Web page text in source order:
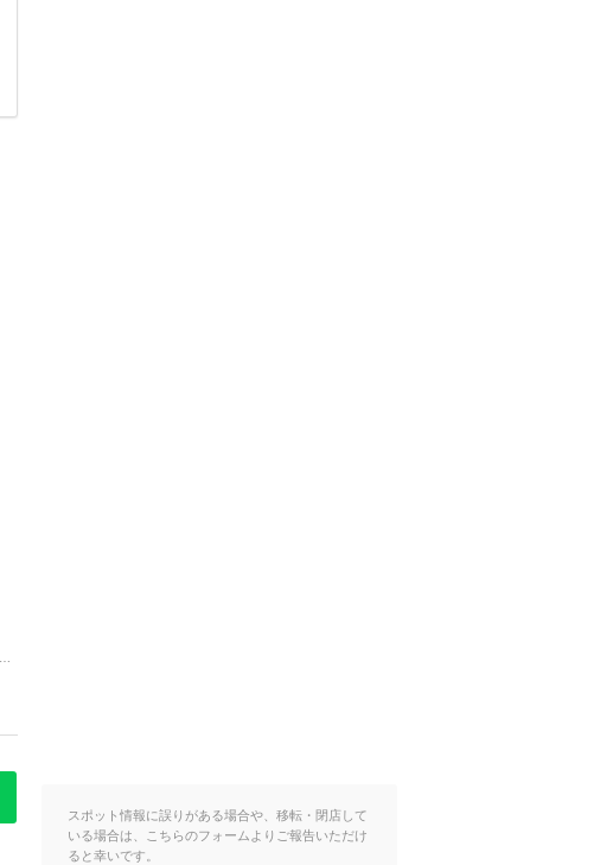
スポット情報に誤りがある場合や、移転・閉店して
いる場合は、こちらのフォームよりご報告いただけ
ると幸いです。